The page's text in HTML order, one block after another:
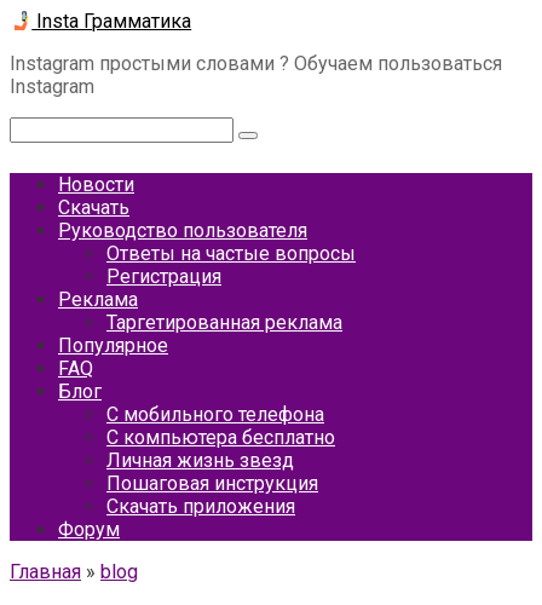
Перейти
контенту
Insta Грамматика
Instagram простыми словами ? Обучаем пользоваться
Instagram
Новости
Скачать
Руководство пользователя
Ответы на частые вопросы
Регистрация
Реклама
Таргетированная реклама
Популярное
FAQ
Блог
С мобильного телефона
С компьютера бесплатно
Личная жизнь звезд
Пошаговая инструкция
Скачать приложения
Форум
Главная » blog